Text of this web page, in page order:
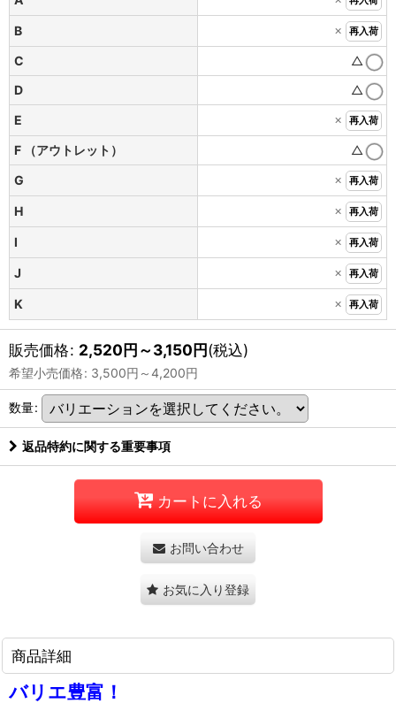
B × 再入荷
C
△
D
△
E
× 再入荷
F （アウトレット）
△
G
× 再入荷
H × 再入荷
I × 再入荷
J × 再入荷
K × 再入荷
販売価格: 2,520円～3,150円(税込)
希望小売価格: 3,500円 ～4,200円
数量:
返品特約に関する重要事項
カートに入れる
お問い合わせ
お気に入り登録
商品詳細
バリエ豊富！